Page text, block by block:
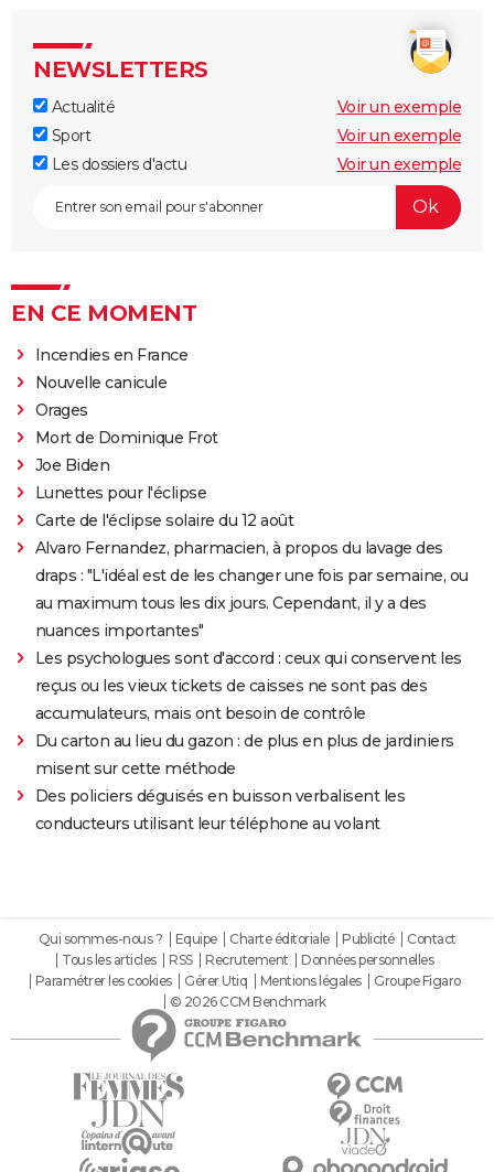
NEWSLETTERS
Actualité
Voir un exemple
Sport
Voir un exemple
Les dossiers d'actu
Voir un exemple
EN CE MOMENT
Incendies en France
Nouvelle canicule
Orages
Mort de Dominique Frot
Joe Biden
Lunettes pour l'éclipse
Carte de l'éclipse solaire du 12 août
Alvaro Fernandez, pharmacien, à propos du lavage des
draps : "L'idéal est de les changer une fois par semaine, ou
au maximum tous les dix jours. Cependant, il y a des
nuances importantes"
Les psychologues sont d'accord : ceux qui conservent les
reçus ou les vieux tickets de caisses ne sont pas des
accumulateurs, mais ont besoin de contrôle
Du carton au lieu du gazon : de plus en plus de jardiniers
misent sur cette méthode
Des policiers déguisés en buisson verbalisent les
conducteurs utilisant leur téléphone au volant
Qui sommes-nous ? Equipe Charte éditoriale Publicité
Contact
Tous les articles
RSS Recrutement
Données personnelles
Paramétrer les cookies
Gérer Utiq Mentions légales
Groupe Figaro
© 2026 CCM Benchmark